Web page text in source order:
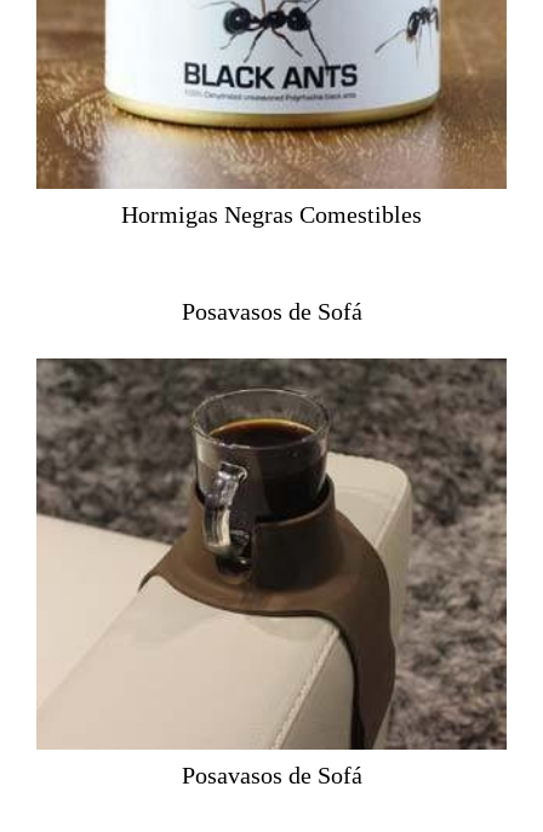
Hormigas Negras Comestibles
Posavasos de Sofá
Posavasos de Sofá